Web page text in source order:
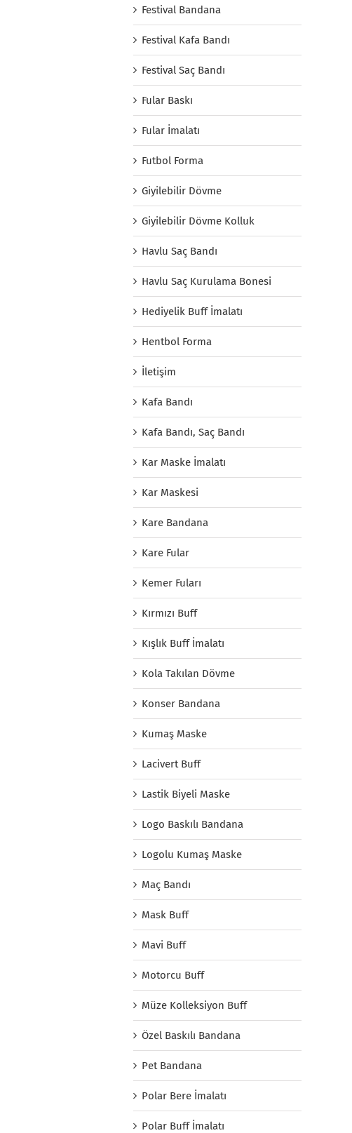
Festival Bandana
Festival Kafa Bandı
Festival Saç Bandı
Fular Baskı
Fular İmalatı
Futbol Forma
Giyilebilir Dövme
Giyilebilir Dövme Kolluk
Havlu Saç Bandı
Havlu Saç Kurulama Bonesi
Hediyelik Buff İmalatı
Hentbol Forma
İletişim
Kafa Bandı
Kafa Bandı, Saç Bandı
Kar Maske İmalatı
Kar Maskesi
Kare Bandana
Kare Fular
Kemer Fuları
Kırmızı Buff
Kışlık Buff İmalatı
Kola Takılan Dövme
Konser Bandana
Kumaş Maske
Lacivert Buff
Lastik Biyeli Maske
Logo Baskılı Bandana
Logolu Kumaş Maske
Maç Bandı
Mask Buff
Mavi Buff
Motorcu Buff
Müze Kolleksiyon Buff
Özel Baskılı Bandana
Pet Bandana
Polar Bere İmalatı
Polar Buff İmalatı